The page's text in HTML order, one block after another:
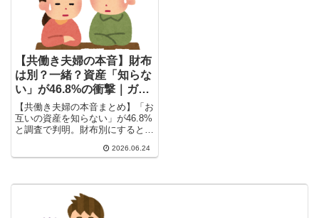
してお届けします。
【共働き夫婦の本音】財布
は別？一緒？資産「知らな
い」が46.8%の衝撃｜ガル
民のリアルな家計管理術
【共働き夫婦の本音まとめ】「お
互いの資産を知らない」が46.8%
と調査で判明。財布別にするとど
ガル民の体験談と賢い家計管理術
うデータも！
2026.06.24